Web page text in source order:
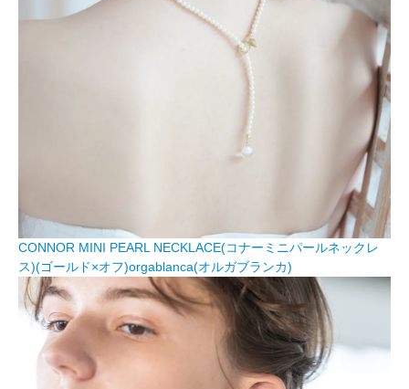
CONNOR MINI PEARL NECKLACE(コナーミニパールネックレ
ス)(ゴールド×オフ)orgablanca(オルガブランカ)